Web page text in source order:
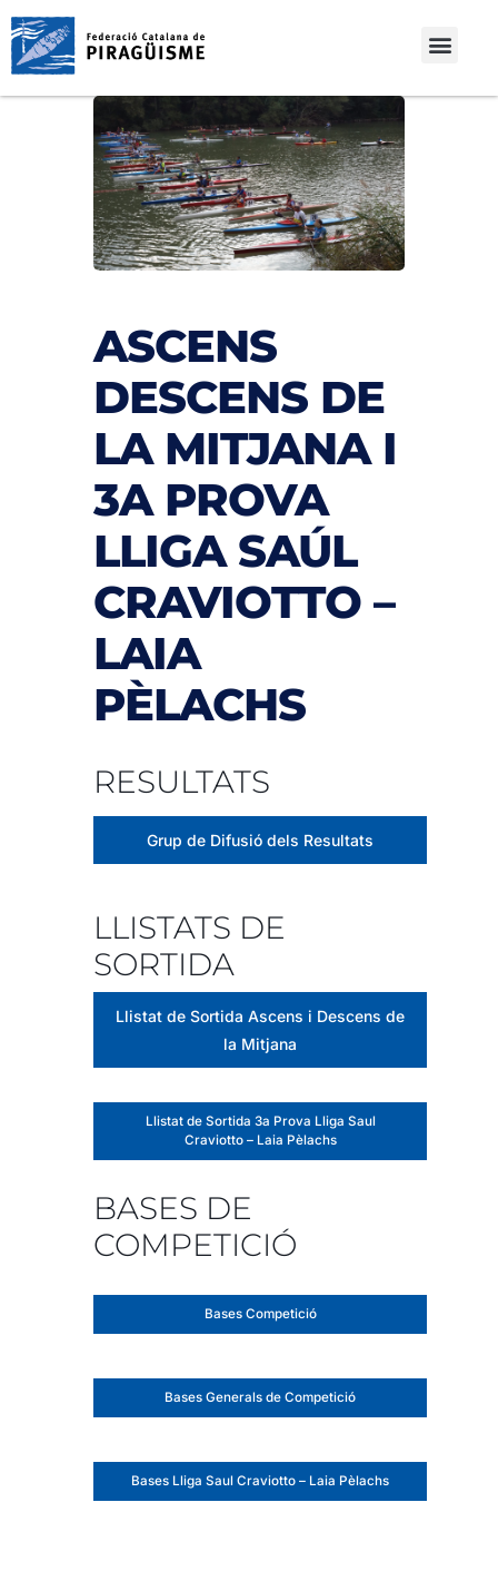
ASCENS
DESCENS DE
LA MITJANA I
3A PROVA
LLIGA SAÚL
CRAVIOTTO –
LAIA
PÈLACHS
RESULTATS
Grup de Difusió dels Resultats
LLISTATS DE
SORTIDA
Llistat de Sortida Ascens i Descens de
la Mitjana
Llistat de Sortida 3a Prova Lliga Saul
Craviotto – Laia Pèlachs
BASES DE
COMPETICIÓ
Bases Competició
Bases Generals de Competició
Bases Lliga Saul Craviotto – Laia Pèlachs